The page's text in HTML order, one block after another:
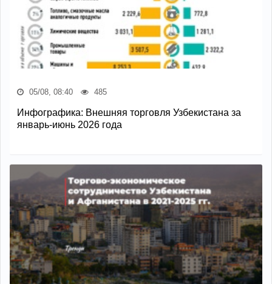
05/08, 08:40 485
Инфографика: Внешняя торговля Узбекистана за
январь-июнь 2026 года